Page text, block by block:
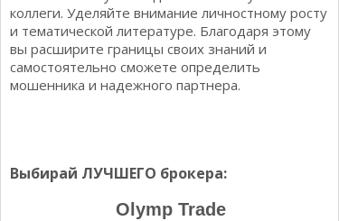
коллеги. Уделяйте внимание личностному росту
и тематической литературе. Благодаря этому
вы расширите границы своих знаний и
самостоятельно сможете определить
мошенника и надежного партнера.
Выбирай ЛУЧШЕГО брокера:
Olymp Trade